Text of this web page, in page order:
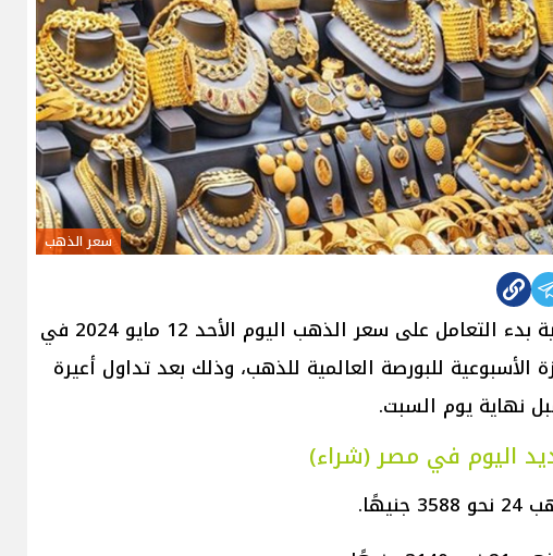
سعر الذهب
تترقب السوق المحلية بدء التعامل على سعر الذهب اليوم الأحد 12 مايو 2024 في
الأسبوعية للبورصة العالمية للذهب، وذلك بعد تداول أعيرة
نهاية يوم السبت.
اليوم في مصر (شراء)